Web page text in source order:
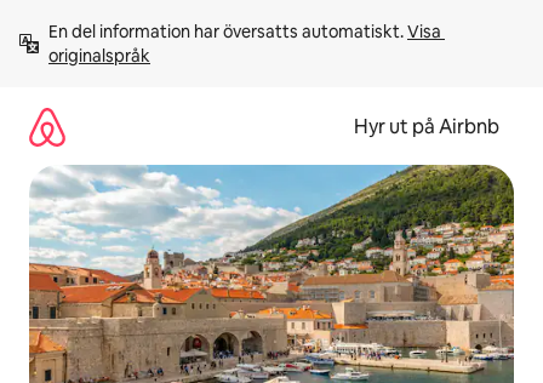
innehåll
En del information har översatts automatiskt. Visa
originalspråk
Hyr ut på Airbnb